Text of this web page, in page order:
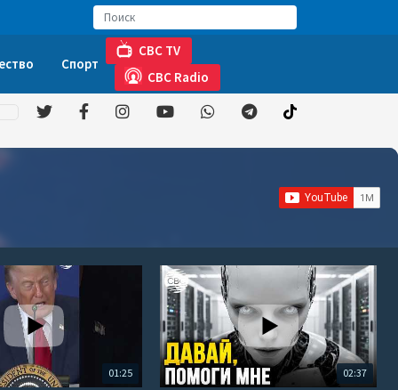
Спорт
CBC TV
CBC Radio
01:25 02:37